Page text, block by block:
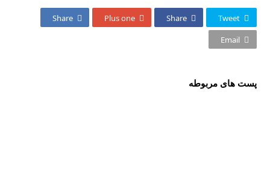
Tweet
Share
Plus one
Share
Email
پست های مربوطه